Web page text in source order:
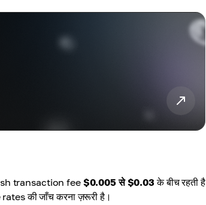
transaction fee $0.005 से $0.03 के बीच रहती है
की जाँच करना ज़रूरी है।